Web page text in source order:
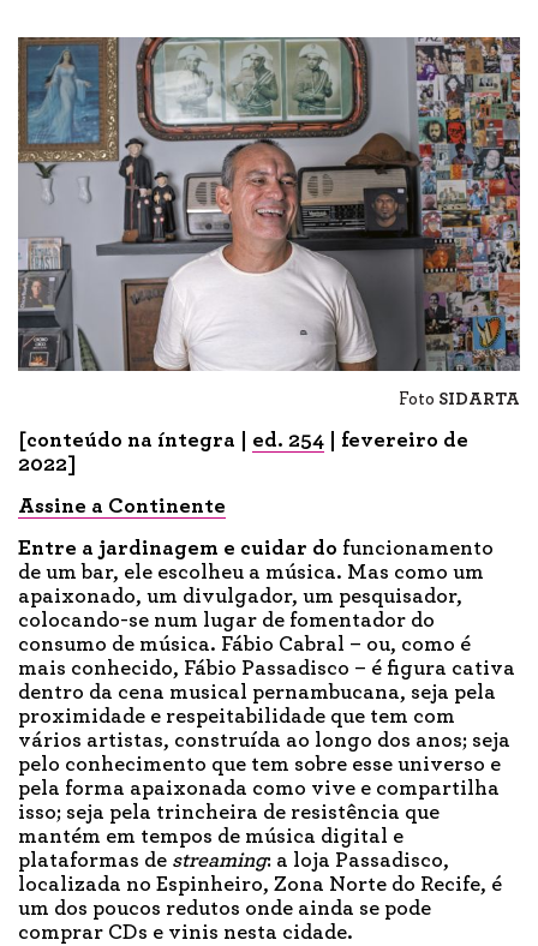
Foto SIDARTA
[conteúdo na íntegra | ed. 254 | fevereiro de
2022]
Assine a Continente
Entre a jardinagem e cuidar do funcionamento
de um bar, ele escolheu a música. Mas como um
apaixonado, um divulgador, um pesquisador,
colocando-se num lugar de fomentador do
consumo de música. Fábio Cabral – ou, como é
mais conhecido, Fábio Passadisco – é figura cativa
dentro da cena musical pernambucana, seja pela
proximidade e respeitabilidade que tem com
vários artistas, construída ao longo dos anos; seja
pelo conhecimento que tem sobre esse universo e
pela forma apaixonada como vive e compartilha
isso; seja pela trincheira de resistência que
mantém em tempos de música digital e
plataformas de streaming: a loja Passadisco,
localizada no Espinheiro, Zona Norte do Recife, é
um dos poucos redutos onde ainda se pode
comprar CDs e vinis nesta cidade.